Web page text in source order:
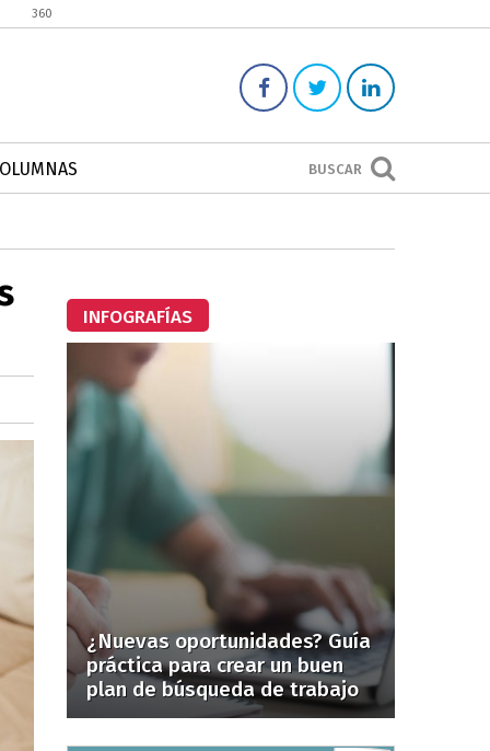
360
BUSCAR
INFOGRAFÍAS
¿Nuevas oportunidades? Guía
práctica para crear un buen
plan de búsqueda de trabajo